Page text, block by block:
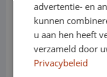
• Elektrisch: e-
elektrisch
• Transmissie:
advertentie- en
kunnen
u aan hen heeft
verzameld door
Privacybeleid